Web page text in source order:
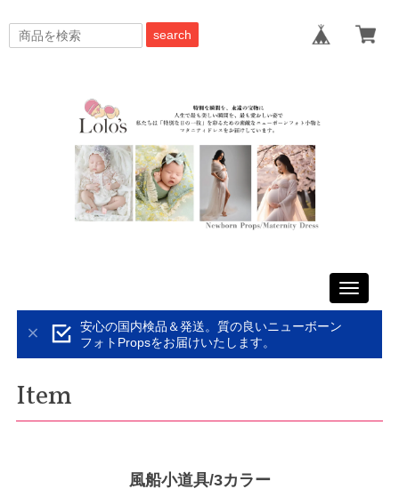
search
Toggle
安心の国内検品＆発送。質の良いニューボーン
フォトPropsをお届けいたします。
Item
風船小道具/3カラー